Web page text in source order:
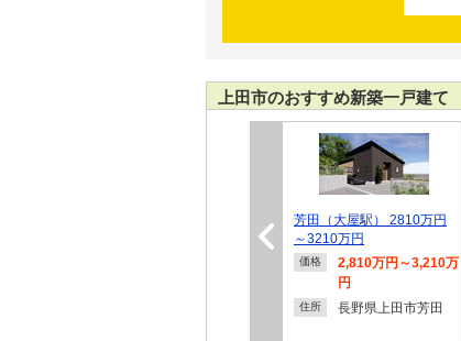
上田市のおすすめ新築一戸建て
芳田（大屋駅） 2810万円
～3210万円
価格
2,810万円～3,210万
円
住所 長野県上田市芳田